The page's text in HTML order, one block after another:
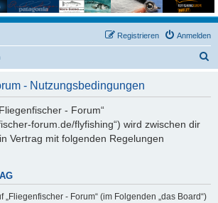
Anmelden
Registrieren
- Nutzungsbedingungen
- Forum“
forum.de/flyfishing“) wird zwischen dir
Vertrag mit folgenden Regelungen
„Fliegenfischer - Forum“ (im Folgenden „das Board“)